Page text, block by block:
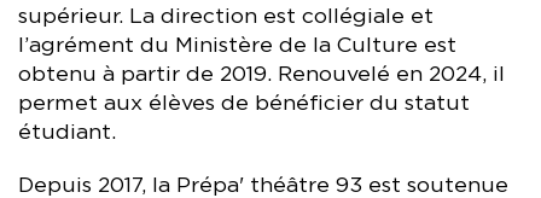
supérieur. La direction est collégiale et
l’agrément du Ministère de la Culture est
obtenu à partir de 2019. Renouvelé en 2024, il
permet aux élèves de bénéficier du statut
étudiant.
Depuis 2017, la Prépa' théâtre 93 est soutenue